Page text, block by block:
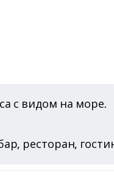
с видом на море.
ресторан,